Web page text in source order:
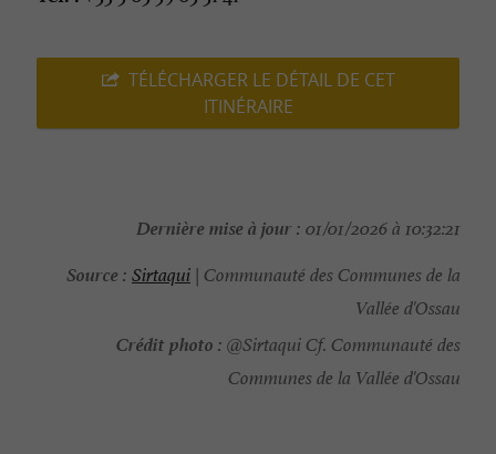
TÉLÉCHARGER LE DÉTAIL DE CET
ITINÉRAIRE
Dernière mise à jour : 01/01/2026 à 10:32:21
Source : Sirtaqui | Communauté des Communes de la
Vallée d'Ossau
Crédit photo : @Sirtaqui Cf. Communauté des
Communes de la Vallée d'Ossau